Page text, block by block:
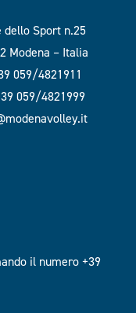
dello Sport n.25
Modena – Italia
059/4821911
059/4821999
il numero +39